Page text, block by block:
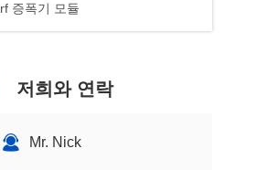
rf 증폭기 모듈
저희와 연락
Mr. Nick